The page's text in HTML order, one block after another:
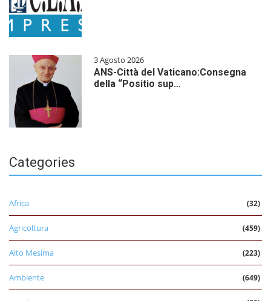
3 Agosto 2026
ANS-Città del Vaticano:Consegna
della “Positio sup…
Categories
Africa (32)
Agricoltura (459)
Alto Mesima (223)
Ambiente (649)